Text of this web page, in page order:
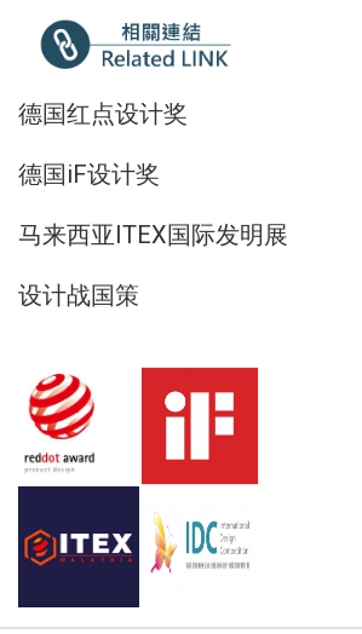
德国红点设计奖
德国iF设计奖
马来西亚ITEX国际发明展
设计战国策